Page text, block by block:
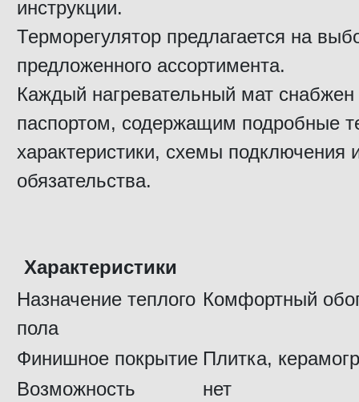
инструкции.
Терморегулятор предлагается на
предложенного ассортимента.
Каждый нагревательный мат
паспортом, содержащим подробные
характеристики, схемы подключения
обязательства.
Характеристики
Назначение теплого
пола
Комфортный
Финишное покрытие Плитка,
Возможность
нет